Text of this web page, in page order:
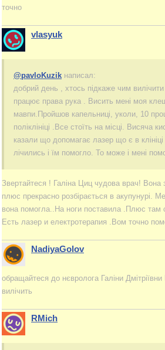
точно
vlasyuk
@pavloKuzik написал:
добрий день , хтось підкаже чим
працює права рука . Висить мені моя
мавпи.Пройшов капельниці, уколи, 10
поліклініці .Все стоїть на місці. Висяча
казали що допомагає лазер що є в
лічились і їм помогло. То може і мені
Звертайтеся ! Галіна Циц чудова врач! Вона
плюс прекрасно розбірається в акупунурі.
вона помогла..На ноги поставила .Плюс там
Есть лазер и електротерапия .Вом точно
NadiyaGolov
обращайтеся до нєвролога Галіни
вилічить
RMich